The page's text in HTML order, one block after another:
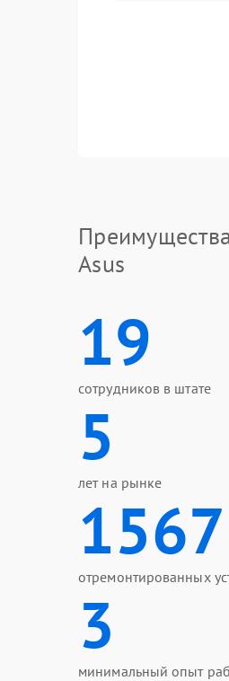
Asus
19
сотрудников в штате
5
лет на рынке
1567
отремонтированных
3
минимальный опыт